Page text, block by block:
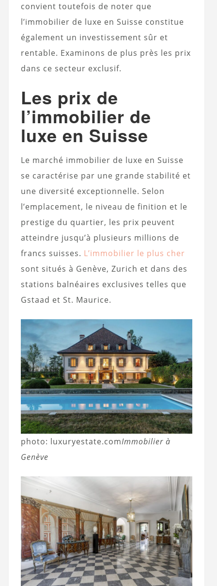
convient toutefois de noter que
l’immobilier de luxe en Suisse constitue
également un investissement sûr et
rentable. Examinons de plus près les prix
dans ce secteur exclusif.
Les prix de
l’immobilier de
luxe en Suisse
Le marché immobilier de luxe en Suisse
se caractérise par une grande stabilité et
une diversité exceptionnelle. Selon
l’emplacement, le niveau de finition et le
prestige du quartier, les prix peuvent
atteindre jusqu’à plusieurs millions de
francs suisses. L’immobilier le plus cher
sont situés à Genève, Zurich et dans des
stations balnéaires exclusives telles que
Gstaad et St. Maurice.
photo: luxuryestate.comImmobilier à
Genève